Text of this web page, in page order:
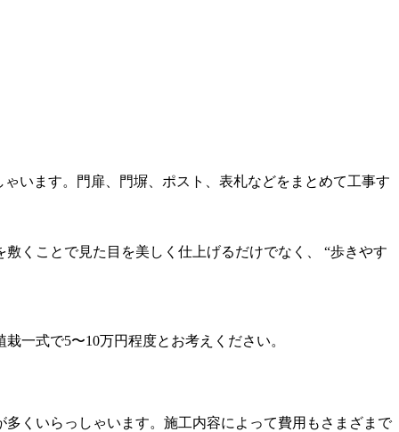
います。門扉、門塀、ポスト、表札などをまとめて工事す
くことで見た目を美しく仕上げるだけでなく、 “歩きやす
一式で5〜10万円程度とお考えください。
くいらっしゃいます。施工内容によって費用もさまざまで